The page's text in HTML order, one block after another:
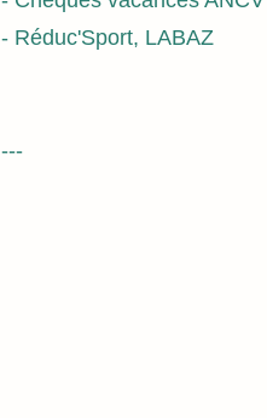
- Réduc'Sport​, LABAZ
---